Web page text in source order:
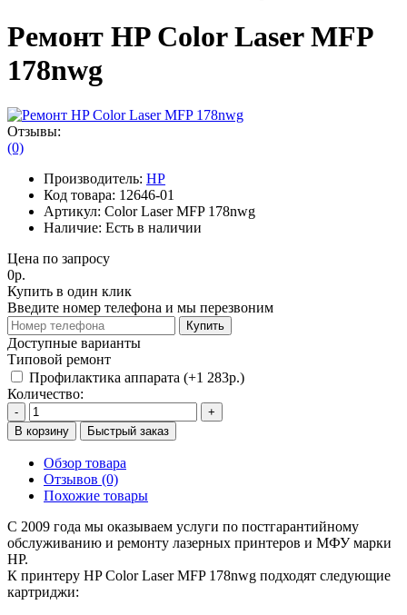
Ремонт HP Color Laser MFP
178nwg
Отзывы:
(0)
Производитель: HP
Код товара: 12646-01
Артикул: Color Laser MFP 178nwg
Наличие: Есть в наличии
Цена по запросу
0р.
Купить в один клик
Введите номер телефона и мы перезвоним
Купить
Доступные варианты
Типовой ремонт
Профилактика аппарата (+1 283р.)
Количество:
-
+
В корзину
Быстрый заказ
Обзор товара
Отзывов (0)
Похожие товары
С 2009 года мы оказываем услуги по постгарантийному
обслуживанию и ремонту лазерных принтеров и МФУ марки
HP.
К принтеру HP Color Laser MFP 178nwg подходят следующие
картриджи: